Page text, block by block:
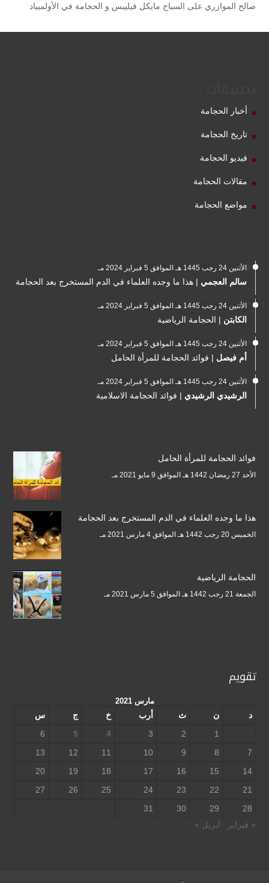
صالح الموازري على السباح مايكل فيليبس و الحجامة في الأولمبياد
أخبار الحجامة
تاريخ الحجامة
فيديو الحجامة
مقالات الحجامة
مواضع الحجامة
الأثنين 24 رجب 1445 هـ الموافق 5 فبراير 2024 مـ
سالم العجمي | هذا ما وجده العلماء في الدم المستخرج بعد الحجامة
الأثنين 24 رجب 1445 هـ الموافق 5 فبراير 2024 مـ
الكابتن | الحجامة الرياضية
الأثنين 24 رجب 1445 هـ الموافق 5 فبراير 2024 مـ
أم فيصل | فوائد الحجامة للمرأة الحامل
الأثنين 24 رجب 1445 هـ الموافق 5 فبراير 2024 مـ
الرشيدي الرشيدي | فوائد الحجامة الاسلامية
فوائد الحجامة للمرأة الحامل
الأحد 27 رمضان 1442 هـ الموافق 9 مايو 2021 مـ
هذا ما وجده العلماء في الدم المستخرج بعد الحجامة
الخميس 20 رجب 1442 هـ الموافق 4 مارس 2021 مـ
الحجامة الرياضية
الجمعة 21 رجب 1442 هـ الموافق 5 مارس 2021 مـ
تقويم
مارس 2021
د ن ث أرب خ ج
س
1
2
3
4
5
6
7
8
9
10
11
12
13
14
15
16
17
18
19
20
21
22
23
24
25
26
27
28
29
30
31
« فبراير
أبريل »